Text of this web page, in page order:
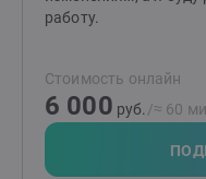
Совмещение
обследуем
делаю разбор
состояния с которым
разрабатываю
с психикой.
работу.
Стоимость онлайн
6 000 руб. /≈ 60